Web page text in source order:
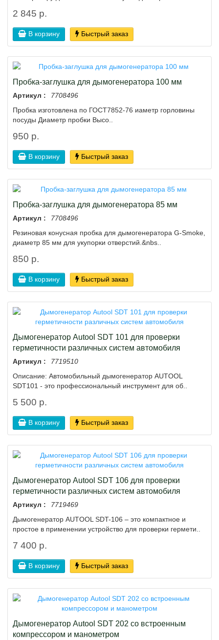
2 845 р.
В корзину Быстрый заказ
Пробка-заглушка для дымогенератора 100 мм
Артикул :
7708496
Пробка изготовлена по ГОСТ7852-76 иаметр горловины
посуды Диаметр пробки Высо..
950 р.
В корзину Быстрый заказ
Пробка-заглушка для дымогенератора 85 мм
Артикул :
7708496
Резиновая конусная пробка для дымогенератора G-Smoke,
диаметр 85 мм для укупорки отверстий.&nbs..
850 р.
В корзину Быстрый заказ
Дымогенератор Autool SDT 101 для проверки
герметичности различных систем автомобиля
Артикул :
7719510
Описание: Автомобильный дымогенератор AUTOOL
SDT101 - это профессиональный инструмент для об..
5 500 р.
В корзину Быстрый заказ
Дымогенератор Autool SDT 106 для проверки
герметичности различных систем автомобиля
Артикул :
7719469
Дымогенератор AUTOOL SDT-106 – это компактное и
простое в применении устройство для проверки гермети..
7 400 р.
В корзину Быстрый заказ
Дымогенератор Autool SDT 202 со встроенным
компрессором и манометром